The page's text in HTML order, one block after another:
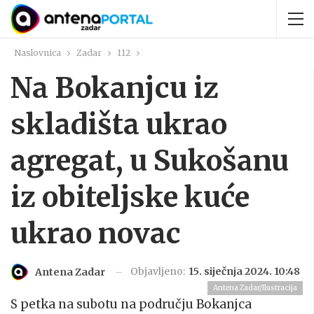
Naslovnica Zadar 112
Na Bokanjcu iz
skladišta ukrao
agregat, u Sukošanu
iz obiteljske kuće
ukrao novac
Antena Zadar Objavljeno: 15. siječnja 2024. 10:48
Antena Zadar/Ilustracija
S petka na subotu na području Bokanjca